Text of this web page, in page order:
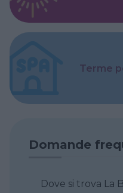
Terme
Domande
Dove